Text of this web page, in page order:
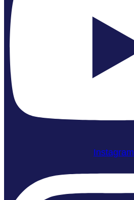
Instagram